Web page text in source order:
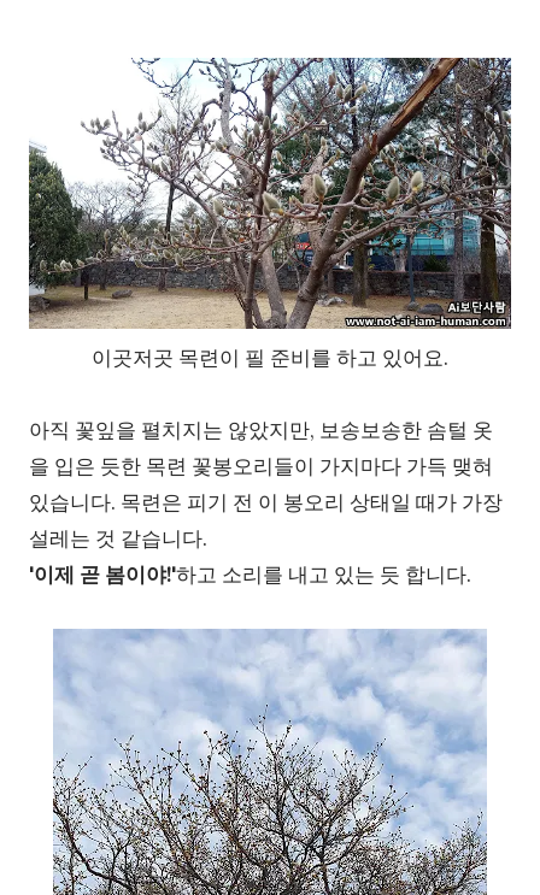
이곳저곳 목련이 필 준비를 하고 있어요.
아직 꽃잎을 펼치지는 않았지만, 보송보송한 솜털 옷
을 입은 듯한 목련 꽃봉오리들이 가지마다 가득 맺혀
있습니다. 목련은 피기 전 이 봉오리 상태일 때가 가장
설레는 것 같습니다.
'이제 곧 봄이야!'하고 소리를 내고 있는 듯 합니다.